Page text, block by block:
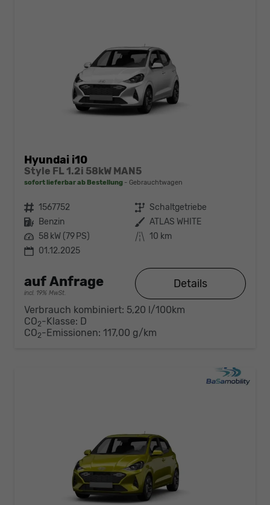
Hyundai i10
Style FL 1.2i 58kW MAN5
sofort lieferbar ab Bestellung Gebrauchtwagen
Fahrzeugnr. 1567752 Getriebe Schaltgetriebe
Kraftstoff Benzin Außenfarbe ATLAS WHITE
Leistung 58 kW (79 PS) Kilometerstand 10 km
01.12.2025
auf Anfrage
incl. 19% MwSt.
Details
Verbrauch kombiniert: 5,20 l/100km
CO2-Klasse: D
CO2-Emissionen: 117,00 g/km